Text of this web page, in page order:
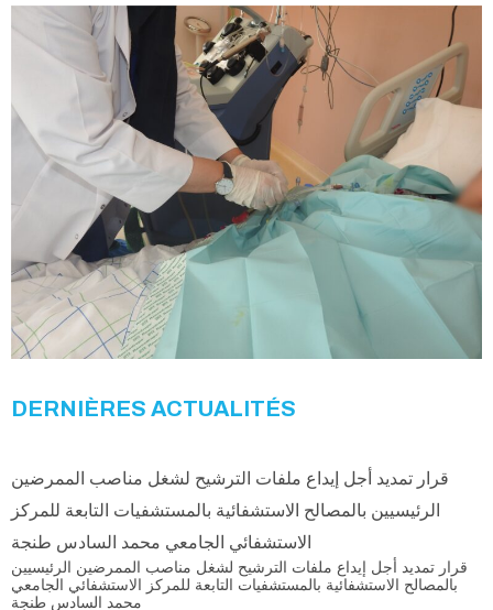
DERNIÈRES ACTUALITÉS
قرار تمديد أجل إيداع ملفات الترشيح لشغل مناصب الممرضين
الرئيسيين بالمصالح الاستشفائية بالمستشفيات التابعة للمركز
الاستشفائي الجامعي محمد السادس طنجة
قرار تمديد أجل إيداع ملفات الترشيح لشغل مناصب الممرضين الرئيسيين
بالمصالح الاستشفائية بالمستشفيات التابعة للمركز الاستشفائي الجامعي
محمد السادس طنجة